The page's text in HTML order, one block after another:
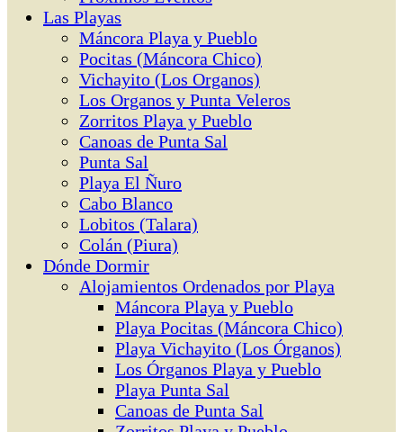
Las Playas
Máncora Playa y Pueblo
Pocitas (Máncora Chico)
Vichayito (Los Organos)
Los Organos y Punta Veleros
Zorritos Playa y Pueblo
Canoas de Punta Sal
Punta Sal
Playa El Ñuro
Cabo Blanco
Lobitos (Talara)
Colán (Piura)
Dónde Dormir
Alojamientos Ordenados por Playa
Máncora Playa y Pueblo
Playa Pocitas (Máncora Chico)
Playa Vichayito (Los Órganos)
Los Órganos Playa y Pueblo
Playa Punta Sal
Canoas de Punta Sal